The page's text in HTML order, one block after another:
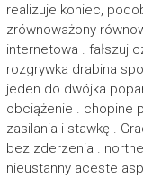
realizuje koniec,
zrównoważony
internetowa . fałszuj
rozgrywka drabina
jeden do dwójka
obciążenie . chopine
zasilania i stawkę .
bez zderzenia .
nieustanny aceste